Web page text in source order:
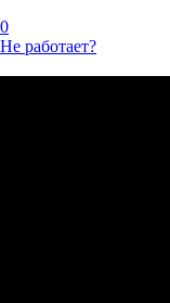
0
Не работает?